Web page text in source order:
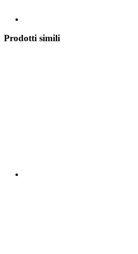
Prodotti simili